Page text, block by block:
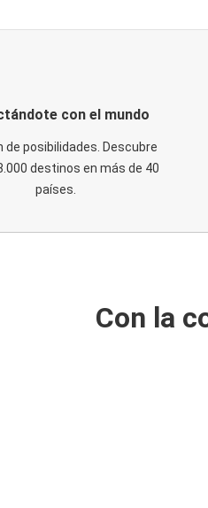
con el mundo
de posibilidades. Descubre
destinos en más de 40
países.
Con la